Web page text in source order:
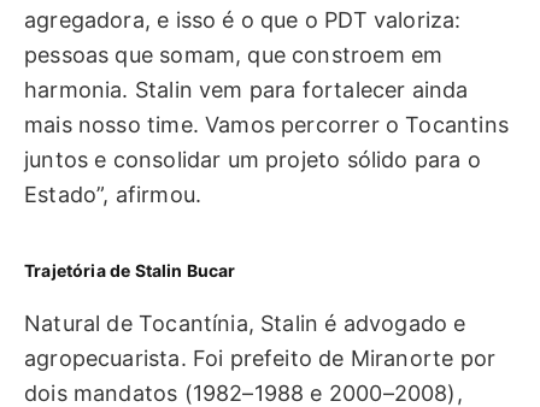
agregadora, e isso é o que o PDT valoriza:
pessoas que somam, que constroem em
harmonia. Stalin vem para fortalecer ainda
mais nosso time. Vamos percorrer o Tocantins
juntos e consolidar um projeto sólido para o
Estado”, afirmou.
Trajetória de Stalin Bucar
Natural de Tocantínia, Stalin é advogado e
agropecuarista. Foi prefeito de Miranorte por
dois mandatos (1982–1988 e 2000–2008),